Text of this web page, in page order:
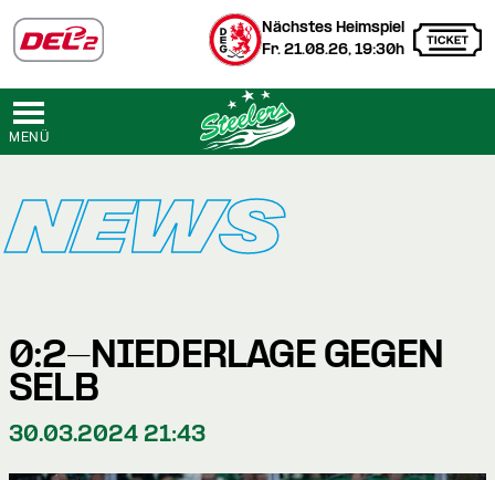
Nächstes Heimspiel
Fr. 21.08.26, 19:30h
MENÜ
NEWS
0:2-NIEDERLAGE GEGEN
SELB
30.03.2024 21:43